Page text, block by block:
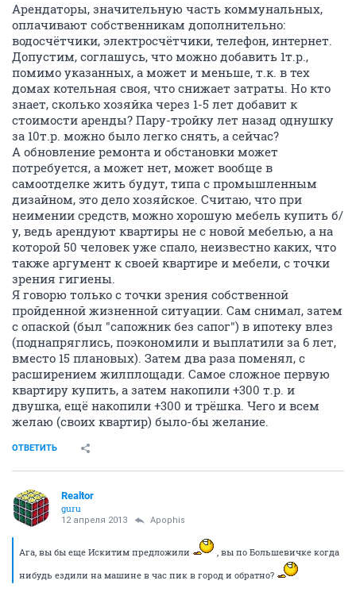
Арендаторы, значительную часть коммунальных,
оплачивают собственникам дополнительно:
водосчётчики, электросчётчики, телефон, интернет.
Допустим, соглашусь, что можно добавить 1т.р.,
помимо указанных, а может и меньше, т.к. в тех
домах котельная своя, что снижает затраты. Но кто
знает, сколько хозяйка через 1-5 лет добавит к
стоимости аренды? Пару-тройку лет назад однушку
за 10т.р. можно было легко снять, а сейчас?
А обновление ремонта и обстановки может
потребуется, а может нет, может вообще в
самоотделке жить будут, типа с промышленным
дизайном, это дело хозяйское. Считаю, что при
неимении средств, можно хорошую мебель купить б/
у, ведь арендуют квартиры не с новой мебелью, а на
которой 50 человек уже спало, неизвестно каких, что
также аргумент к своей квартире и мебели, с точки
зрения гигиены.
Я говорю только с точки зрения собственной
пройденной жизненной ситуации. Сам снимал, затем
с опаской (был "сапожник без сапог") в ипотеку влез
(поднапряглись, поэкономили и выплатили за 6 лет,
вместо 15 плановых). Затем два раза поменял, с
расширением жилплощади. Самое сложное первую
квартиру купить, а затем накопили +300 т.р. и
двушка, ещё накопили +300 и трёшка. Чего и всем
желаю (своих квартир) было-бы желание.
ОТВЕТИТЬ
Realtor
guru
12 апреля 2013 Apophis
Ага, вы бы еще Искитим предложили
, вы по Большевичке когда
нибудь ездили на машине в час пик в город и обратно?